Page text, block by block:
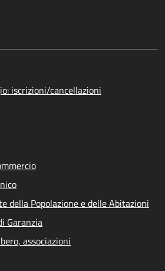
iscrizioni/cancellazioni
della Popolazione e delle Abitazioni
Garanzia
associazioni